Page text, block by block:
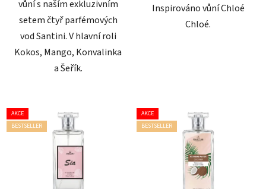
vůní s naším exkluzivním
setem čtyř parfémových
vod Santini. V hlavní roli
Kokos, Mango, Konvalinka
a Šeřík.
Inspirováno vůní Chloé
Chloé.
AKCE
BESTSELLER
AKCE
BESTSELLER